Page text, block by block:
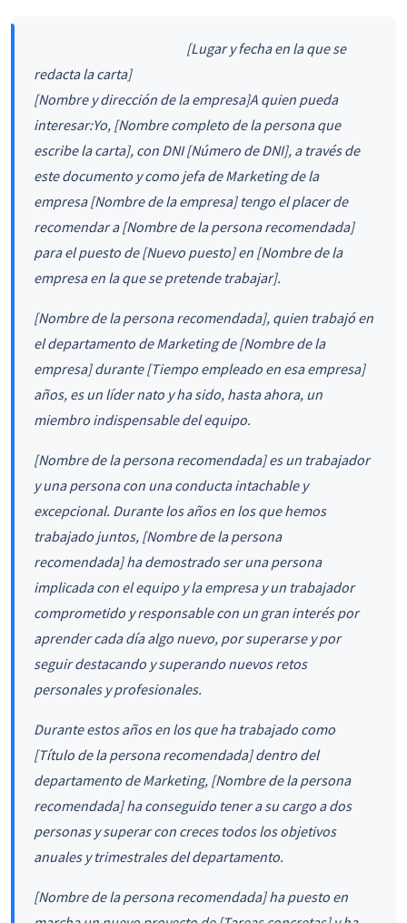
[Lugar y fecha en la que se
redacta la carta]
[Nombre y dirección de la empresa]A quien pueda
interesar:Yo, [Nombre completo de la persona que
escribe la carta], con DNI [Número de DNI], a través de
este documento y como jefa de Marketing de la
empresa [Nombre de la empresa] tengo el placer de
recomendar a [Nombre de la persona recomendada]
para el puesto de [Nuevo puesto] en [Nombre de la
empresa en la que se pretende trabajar].
[Nombre de la persona recomendada], quien trabajó en
el departamento de Marketing de [Nombre de la
empresa] durante [Tiempo empleado en esa empresa]
años, es un líder nato y ha sido, hasta ahora, un
miembro indispensable del equipo.
[Nombre de la persona recomendada] es un trabajador
y una persona con una conducta intachable y
excepcional. Durante los años en los que hemos
trabajado juntos, [Nombre de la persona
recomendada] ha demostrado ser una persona
implicada con el equipo y la empresa y un trabajador
comprometido y responsable con un gran interés por
aprender cada día algo nuevo, por superarse y por
seguir destacando y superando nuevos retos
personales y profesionales.
Durante estos años en los que ha trabajado como
[Título de la persona recomendada] dentro del
departamento de Marketing, [Nombre de la persona
recomendada] ha conseguido tener a su cargo a dos
personas y superar con creces todos los objetivos
anuales y trimestrales del departamento.
[Nombre de la persona recomendada] ha puesto en